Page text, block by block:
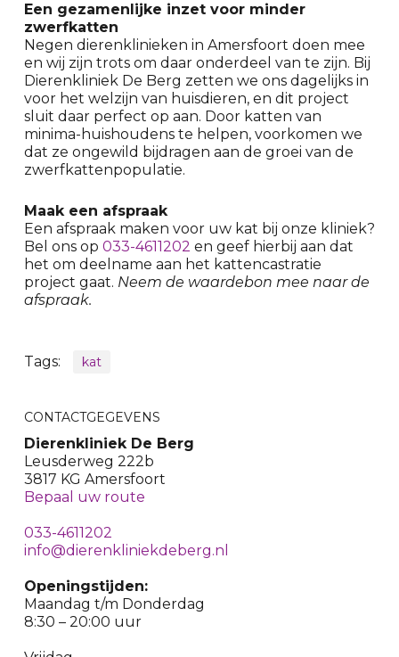
Een gezamenlijke inzet voor minder
zwerfkatten
Negen dierenklinieken in Amersfoort doen mee
en wij zijn trots om daar onderdeel van te zijn. Bij
Dierenkliniek De Berg zetten we ons dagelijks in
voor het welzijn van huisdieren, en dit project
sluit daar perfect op aan. Door katten van
minima-huishoudens te helpen, voorkomen we
dat ze ongewild bijdragen aan de groei van de
zwerfkattenpopulatie.
Maak een afspraak
Een afspraak maken voor uw kat bij onze kliniek?
Bel ons op 033-4611202 en geef hierbij aan dat
het om deelname aan het kattencastratie
project gaat. Neem de waardebon mee naar de
afspraak.
Tags: kat
CONTACTGEGEVENS
Dierenkliniek De Berg
Leusderweg 222b
3817 KG Amersfoort
Bepaal uw route
033-4611202
info@dierenkliniekdeberg.nl
Openingstijden:
Maandag t/m Donderdag
8:30 – 20:00 uur